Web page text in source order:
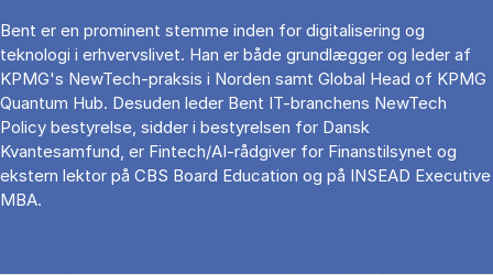
Bent er en prominent stemme inden for digitalisering og
teknologi i erhvervslivet. Han er både grundlægger og leder af
KPMG's NewTech-praksis i Norden samt Global Head of KPMG
Quantum Hub. Desuden leder Bent IT-branchens NewTech
Policy bestyrelse, sidder i bestyrelsen for Dansk
Kvantesamfund, er Fintech/AI-rådgiver for Finanstilsynet og
ekstern lektor på CBS Board Education og på INSEAD Executive
MBA.